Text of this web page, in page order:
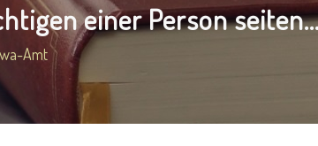
einer Person
Amt